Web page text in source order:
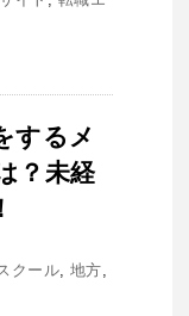
するメ
？未経
クール, 地方,